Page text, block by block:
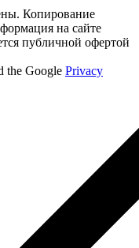
Копирование
на сайте
публичной офертой
the Google Privacy